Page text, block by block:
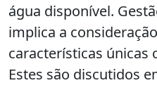
água disponível.
implica a
características únicas
Estes são discutidos